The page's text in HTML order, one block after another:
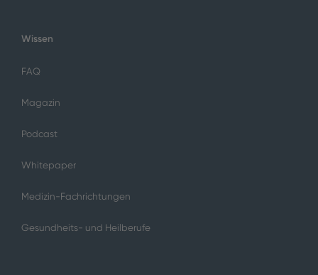
Wissen
FAQ
Magazin
Podcast
Whitepaper
Medizin-Fachrichtungen
Gesundheits- und Heilberufe